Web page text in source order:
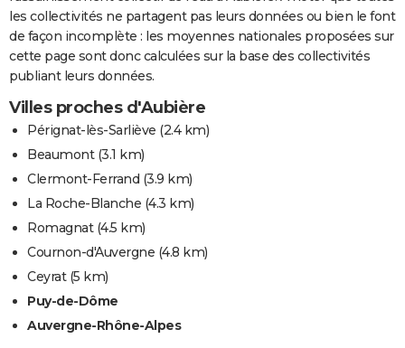
les collectivités ne partagent pas leurs données ou bien le font
de façon incomplète : les moyennes nationales proposées sur
cette page sont donc calculées sur la base des collectivités
publiant leurs données.
Villes proches d'Aubière
Pérignat-lès-Sarliève (2.4 km)
Beaumont(3.1 km)
Clermont-Ferrand (3.9 km)
La Roche-Blanche (4.3 km)
Romagnat(4.5 km)
Cournon-d'Auvergne (4.8 km)
Ceyrat(5 km)
Puy-de-Dôme
Auvergne-Rhône-Alpes